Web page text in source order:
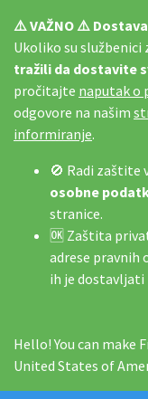
⚠️ VAŽNO ⚠️
Ukoliko su
tražili da dostavite
pročitajte naputak o
odgovore na našim
informiranje.
🚫 Radi zaštite
osobne
stranice.
🆗 Zaštita
adrese pravnih
ih je
Hello! You can
United States of